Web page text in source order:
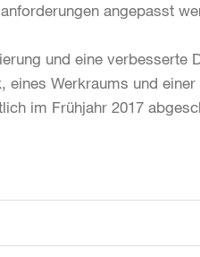
angepasst
und eine verbesserte
Werkraums und
im Frühjahr 2017